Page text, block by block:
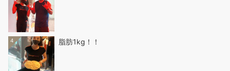
4 脂肪1kg！！